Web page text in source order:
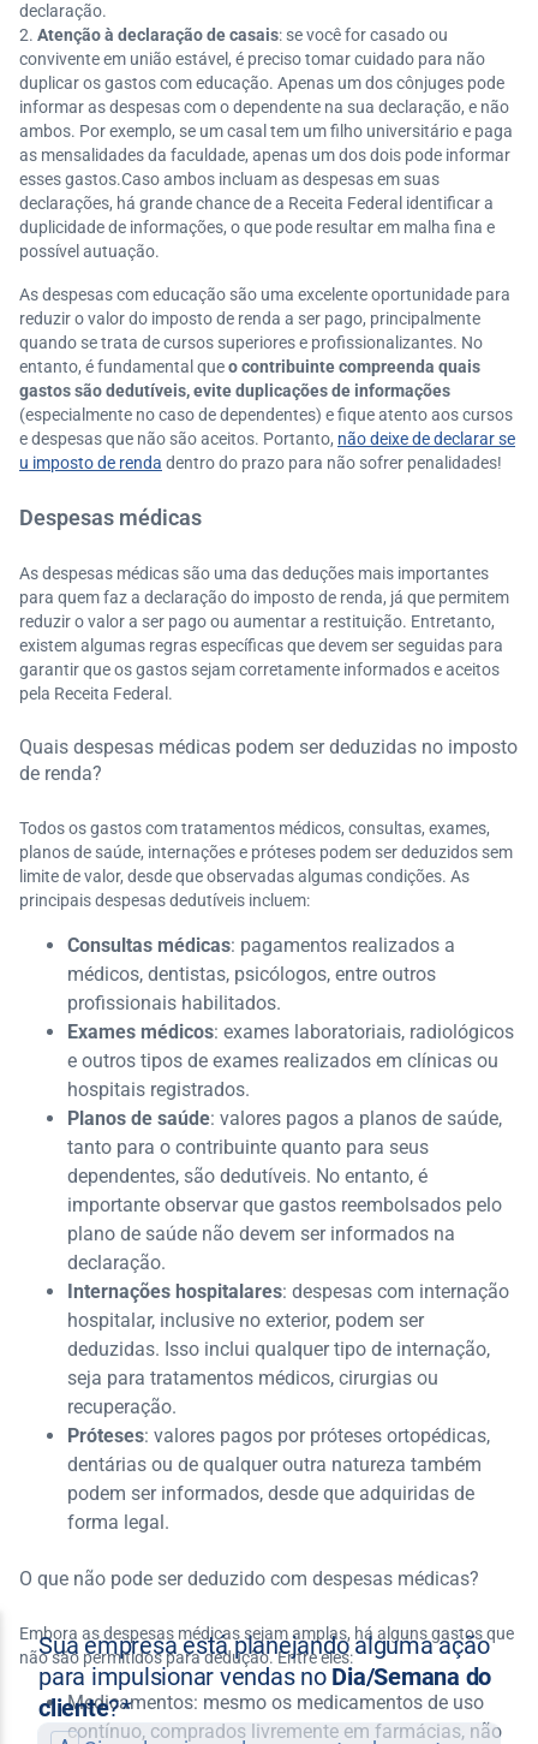
declaração.
Atenção à declaração de casais: se você for casado ou
convivente em união estável, é preciso tomar cuidado para não
duplicar os gastos com educação. Apenas um dos cônjuges pode
informar as despesas com o dependente na sua declaração, e não
ambos. Por exemplo, se um casal tem um filho universitário e paga
as mensalidades da faculdade, apenas um dos dois pode informar
esses gastos.Caso ambos incluam as despesas em suas
declarações, há grande chance de a Receita Federal identificar a
duplicidade de informações, o que pode resultar em malha fina e
possível autuação.
As despesas com educação são uma excelente oportunidade para
reduzir o valor do imposto de renda a ser pago, principalmente
quando se trata de cursos superiores e profissionalizantes. No
entanto, é fundamental queo contribuinte compreenda quais
gastos são dedutíveis, evite duplicações de informações
(especialmente no caso de dependentes) e fique atento aos cursos
e despesas que não são aceitos. Portanto, não deixe de declarar se
u imposto de renda dentro do prazo para não sofrer penalidades!
Despesas médicas
As despesas médicas são uma das deduções mais importantes
para quem faz a declaração do imposto de renda, já que permitem
reduzir o valor a ser pago ou aumentar a restituição. Entretanto,
existem algumas regras específicas que devem ser seguidas para
garantir que os gastos sejam corretamente informados e aceitos
pela Receita Federal.
Quais despesas médicas podem ser deduzidas no imposto
de renda?
Todos os gastos com tratamentos médicos, consultas, exames,
planos de saúde, internações e próteses podem ser deduzidos sem
limite de valor, desde que observadas algumas condições. As
principais despesas dedutíveis incluem:
Consultas médicas: pagamentos realizados a
médicos, dentistas, psicólogos, entre outros
profissionais habilitados.
Exames médicos: exames laboratoriais, radiológicos
e outros tipos de exames realizados em clínicas ou
hospitais registrados.
Planos de saúde: valores pagos a planos de saúde,
tanto para o contribuinte quanto para seus
dependentes, são dedutíveis. No entanto, é
importante observar que gastos reembolsados pelo
plano de saúde não devem ser informados na
declaração.
Internações hospitalares: despesas com internação
hospitalar, inclusive no exterior, podem ser
deduzidas. Isso inclui qualquer tipo de internação,
seja para tratamentos médicos, cirurgias ou
recuperação.
Próteses: valores pagos por próteses ortopédicas,
dentárias ou de qualquer outra natureza também
podem ser informados, desde que adquiridas de
forma legal.
O que não pode ser deduzido com despesas médicas?
Embora as despesas médicas sejam amplas, há alguns gastos que
não são permitidos para dedução. Entre eles:
Medicamentos: mesmo os medicamentos de uso
contínuo, comprados livremente em farmácias, não